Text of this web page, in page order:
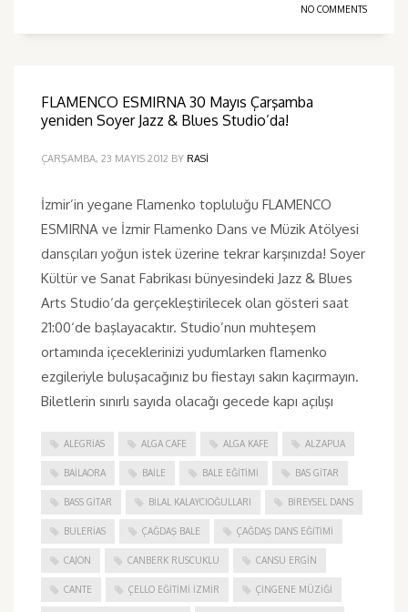
NO COMMENTS
FLAMENCO ESMIRNA 30 Mayıs Çarşamba
yeniden Soyer Jazz & Blues Studio’da!
ÇARŞAMBA, 23 MAYIS 2012 BY RASI
İzmir’in yegane Flamenko topluluğu FLAMENCO
ESMIRNA ve İzmir Flamenko Dans ve Müzik Atölyesi
dansçıları yoğun istek üzerine tekrar karşınızda! Soyer
Kültür ve Sanat Fabrikası bünyesindeki Jazz & Blues
Arts Studio‘da gerçekleştirilecek olan gösteri saat
21:00‘de başlayacaktır. Studio’nun muhteşem
ortamında içeceklerinizi yudumlarken flamenko
ezgileriyle buluşacağınız bu fiestayı sakın kaçırmayın.
Biletlerin sınırlı sayıda olacağı gecede kapı açılışı
ALEGRIAS ALGA CAFE ALGA KAFE ALZAPUA
BAILAORA BAILE BALE EĞITIMI BAS GITAR
BASS GITAR BILAL KALAYCIOĞULLARI BIREYSEL DANS
BULERIAS ÇAĞDAŞ BALE ÇAĞDAŞ DANS EĞITIMI
CAJON CANBERK RUSCUKLU CANSU ERGIN
CANTE ÇELLO EĞITIMI İZMIR ÇINGENE MÜZIĞI